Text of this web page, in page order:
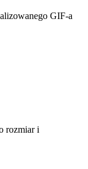
GIF-a
rozmiar i